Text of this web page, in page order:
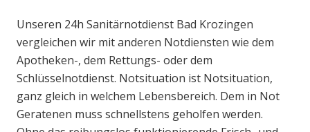
Unseren 24h Sanitärnotdienst Bad Krozingen
vergleichen wir mit anderen Notdiensten wie dem
Apotheken-, dem Rettungs- oder dem
Schlüsselnotdienst. Notsituation ist Notsituation,
ganz gleich in welchem Lebensbereich. Dem in Not
Geratenen muss schnellstens geholfen werden.